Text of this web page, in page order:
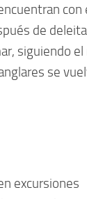
con
de
siguiendo el
se
excursiones